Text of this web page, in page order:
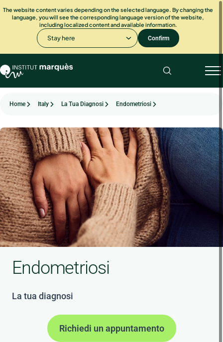
The website content varies depending on the selected language. By changing the
language, you will see the corresponding language version of the website,
including localized content and available information.
Stay here Confirm
Home Italy La Tua Diagnosi Endometriosi
Endometriosi
La tua diagnosi
Richiedi un appuntamento